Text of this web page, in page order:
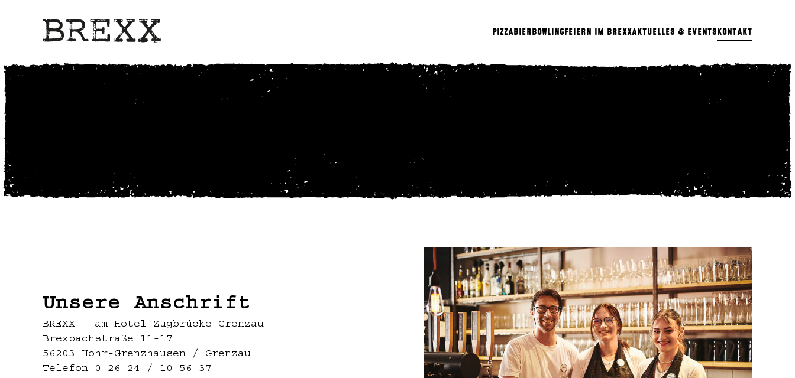
PIZZABIERBOWLINGFEIERN IM BREXXAKTUELLES & EVENTSKONTAKT
Unsere Anschrift
BREXX – am Hotel Zugbrücke Grenzau
Brexbachstraße 11-17
56203 Höhr-Grenzhausen / Grenzau
Telefon 0 26 24 / 10 56 37